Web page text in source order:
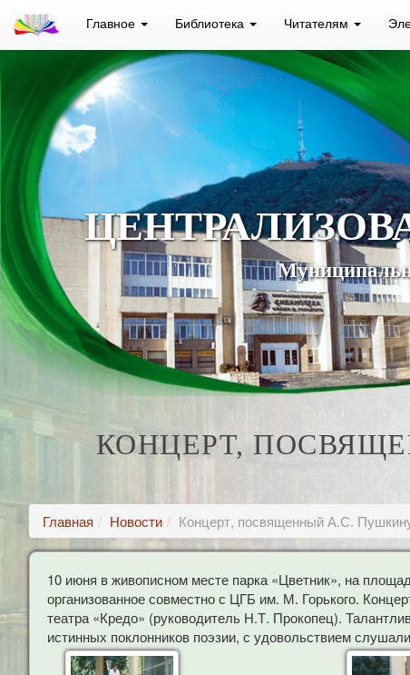
Главное Библиотека Читателям
КОНЦЕРТ,
Главная Новости Концерт, посвященный А.С.
10 июня в живописном месте парка «Цветник», на
организованное совместно с ЦГБ им. М. Горького.
театра «Кредо» (руководитель Н.Т. Прокопец).
истинных поклонников поэзии, с удовольствием